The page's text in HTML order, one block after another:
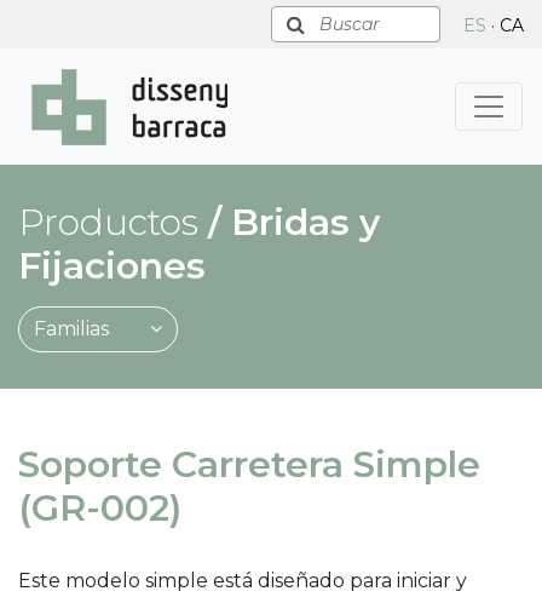
Buscar
ES · CA
Productos / Bridas y
Fijaciones
Familias
Soporte Carretera Simple
(GR-002)
Este modelo simple está diseñado para iniciar y